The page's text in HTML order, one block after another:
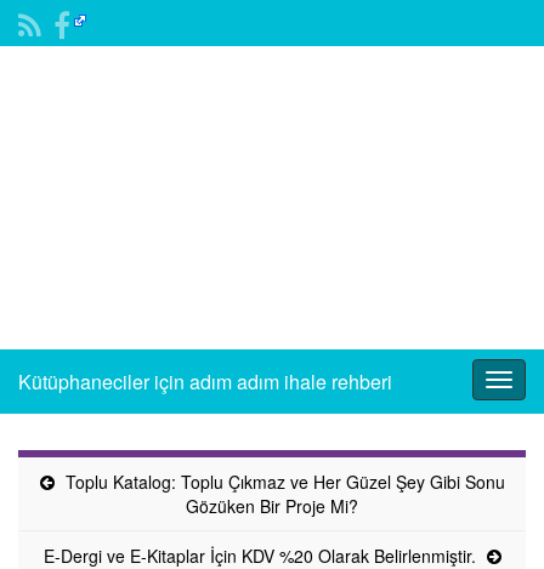
Kütüphaneciler için adım adım ihale rehberi
Toplu Katalog: Toplu Çıkmaz ve Her Güzel Şey Gibi Sonu
Gözüken Bir Proje Mi?
E-Dergi ve E-Kitaplar İçin KDV %20 Olarak Belirlenmiştir.